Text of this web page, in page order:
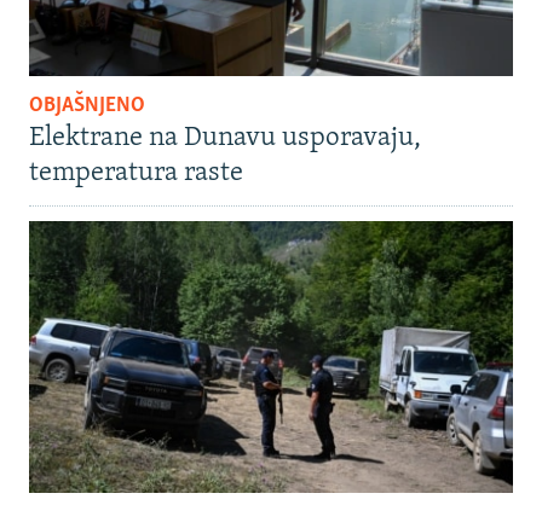
OBJAŠNJENO
Elektrane na Dunavu usporavaju,
temperatura raste